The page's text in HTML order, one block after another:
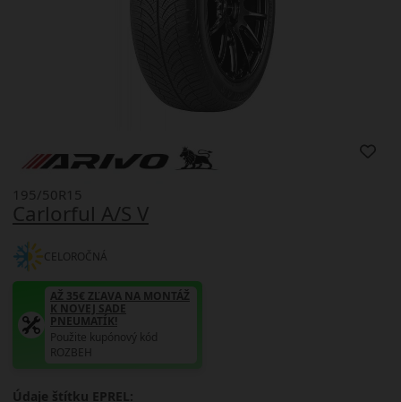
Carlorful A/S V
195/50R15
CELOROČNÁ
AŽ 35€ ZĽAVA NA MONTÁŽ
K NOVEJ SADE
PNEUMATÍK!
Použite kupónový kód
ROZBEH
Údaje štítku EPREL: